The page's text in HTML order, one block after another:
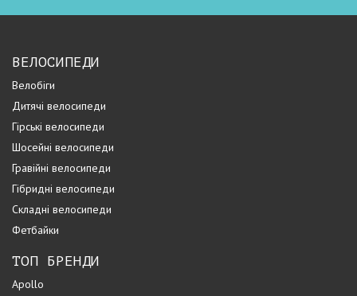
ВЕЛОСИПЕДИ
Велобіги
Дитячі велосипеди
Гірські велосипеди
Шосейні велосипеди
Гравійні велосипеди
Гібридні велосипеди
Складні велосипеди
Фетбайки
ТОП БРЕНДИ
Apollo